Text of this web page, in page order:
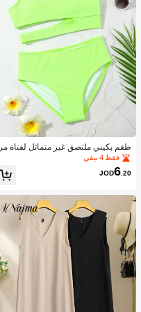
طقم بكيني ملتصق غير متماثل لفتاة مرا
هقة شاطئ صيفي
فقط 4 بيقي
JOD6.20